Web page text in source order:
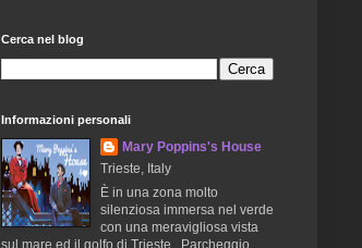
Cerca nel blog
Informazioni personali
Mary Poppins's House
Trieste, Italy
È in una zona molto
silenziosa immersa nel verde
con una meravigliosa vista
sul mare ed il golfo di Trieste. Parcheggio